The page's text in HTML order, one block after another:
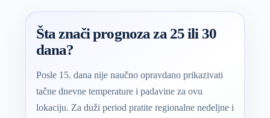
Šta znači prognoza za 25 ili 30
dana?
Posle 15. dana nije naučno opravdano prikazivati
tačne dnevne temperature i padavine za ovu
lokaciju. Za duži period pratite regionalne nedeljne i